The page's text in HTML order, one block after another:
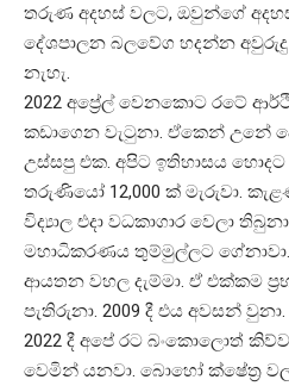
තරුණ අදහස් වලට, ඔවුන්ගේ
දේශපාලන බලවේග හදන්න
නැහැ.
2022 අප්‍රේල් වෙනකොට රටේ
කඩාගෙන වැටුනා. ඒකෙන් උනේ
උස්සපු එක. අපිට ඉතිහාසය
තරුණියෝ 12,000 ක් මැරුවා.
විද්‍යාල එදා වධකාගාර වෙලා
මහාධිකරණය තුම්මුල්ලට
ආයතන වහල දැම්මා. ඒ එක්කම
පැතිරුනා. 2009 දී එය අවසන් වුනා.
2022 දී අපේ රට බංකොලොත්
වෙමින් යනවා. බොහෝ ක්ෂේත්‍ර